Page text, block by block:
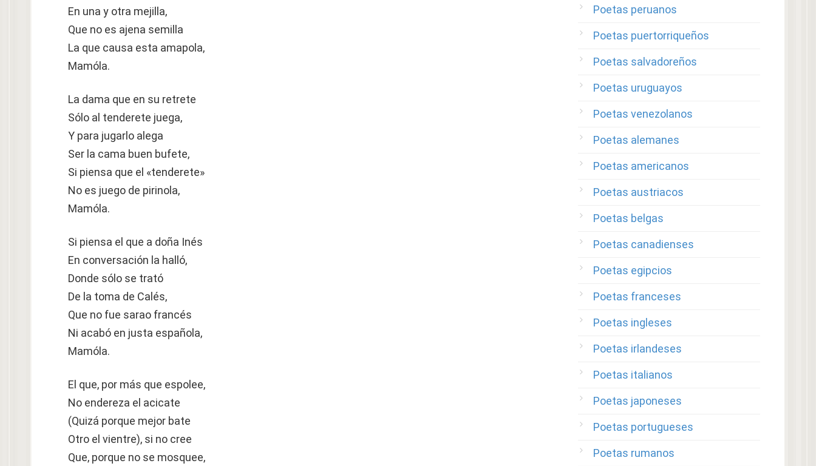
En una y otra mejilla,
Que no es ajena semilla
La que causa esta amapola,
Mamóla.
La dama que en su retrete
Sólo al tenderete juega,
Y para jugarlo alega
Ser la cama buen bufete,
Si piensa que el «tenderete»
No es juego de pirinola,
Mamóla.
Si piensa el que a doña Inés
En conversación la halló,
Donde sólo se trató
De la toma de Calés,
Que no fue sarao francés
Ni acabó en justa española,
Mamóla.
El que, por más que espolee,
No endereza el acicate
(Quizá porque mejor bate
Otro el vientre), si no cree
Que, porque no se mosquee,
Poetas peruanos
Poetas puertorriqueños
Poetas salvadoreños
Poetas uruguayos
Poetas venezolanos
Poetas alemanes
Poetas americanos
Poetas austriacos
Poetas belgas
Poetas canadienses
Poetas egipcios
Poetas franceses
Poetas ingleses
Poetas irlandeses
Poetas italianos
Poetas japoneses
Poetas portugueses
Poetas rumanos